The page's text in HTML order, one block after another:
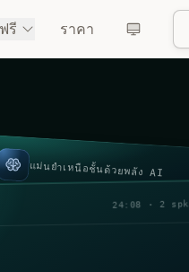
รี ราคา
แม่นยำเหนือชั้นด้วยพลัง AI
24:08 · 2 spk